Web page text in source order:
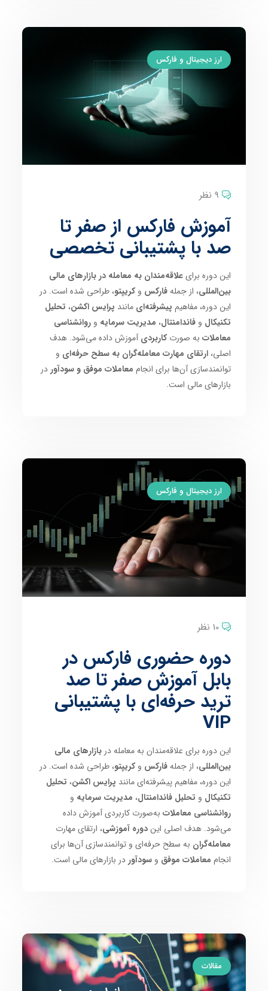
ارز دیجیتال و فارکس
9 نظر
آموزش فارکس از صفر تا
صد با پشتیبانی تخصصی
این دوره برایعلاقه‌مندان به معامله در بازارهای مالی
بین‌المللی، از جملهفارکس وکریپتو، طراحی شده است. در
این دوره، مفاهیم پیشرفته‌ای مانند پرایس اکشن، تحلیل
تکنیکال وفاندامنتال، مدیریت سرمایه وروانشناسی
معاملات به صورتکاربردیآموزش داده می‌شود. هدف
اصلی،ارتقای مهارت معامله‌گران به سطح حرفه‌ای و
توانمندسازی آن‌ها برای انجام معاملات موفق و سودآور در
بازارهای مالی است.
ارز دیجیتال و فارکس
10 نظر
دوره حضوری فارکس در
بابل آموزش صفر تا صد
ترید حرفه‌ای با پشتیبانی
VIP
این دوره برای علاقه‌مندان به معامله دربازارهای مالی
بین‌المللی، از جملهفارکس وکریپتو، طراحی شده است. در
این دوره، مفاهیم پیشرفته‌ای مانند پرایس اکشن، تحلیل
تکنیکال و تحلیل فاندامنتال، مدیریت سرمایه و
روانشناسی معاملات به‌صورت کاربردی آموزش داده
می‌شود. هدف اصلی ایندوره آموزشی، ارتقای مهارت
معامله‌گران به سطح حرفه‌ای و توانمندسازی آن‌ها برای
انجام معاملات موفق وسودآور در بازارهای مالی است.
مقالات